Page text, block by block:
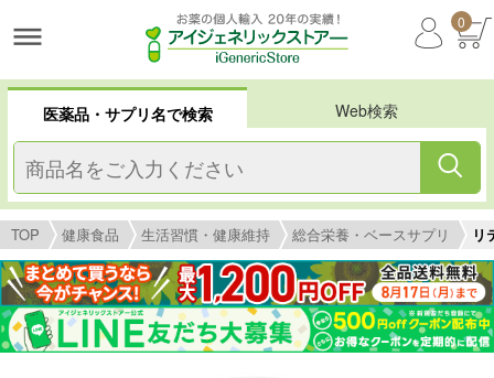
0
医薬品・サプリ名で検索 Web検索
TOP 健康食品 生活習慣・健康維持 総合栄養・ベースサプリ リ